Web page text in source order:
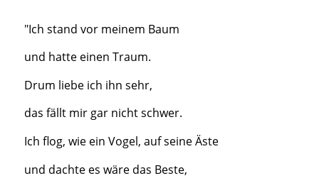
"Ich stand vor meinem Baum
und hatte einen Traum.
Drum liebe ich ihn sehr,
das fällt mir gar nicht schwer.
Ich flog, wie ein Vogel, auf seine Äste
und dachte es wäre das Beste,